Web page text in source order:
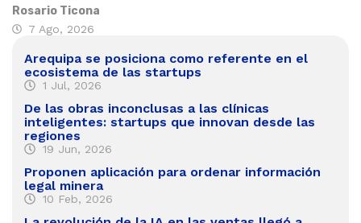
Rosario Ticona
7 Ago, 2026
Arequipa se posiciona como referente en el
ecosistema de las startups
1 Jul, 2026
De las obras inconclusas a las clínicas
inteligentes: startups que innovan desde las
regiones
19 Jun, 2026
Proponen aplicación para ordenar información
legal minera
10 Feb, 2026